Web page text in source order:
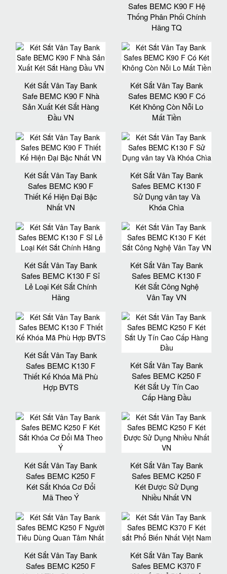
Safes BEMC K90 F Hệ
Thống Phân Phối Chính
Hãng TQ
Két Sắt Vân Tay Bank
Safe BEMC K90 F Nhà
Sản Xuất Két Sắt Hàng
Đầu VN
Két Sắt Vân Tay Bank
Safes BEMC K90 F Có
Két Không Còn Nỗi Lo
Mất Tiền
Két Sắt Vân Tay Bank
Safes BEMC K90 F
Thiết Kế Hiện Đại Bậc
Nhất VN
Két Sắt Vân Tay Bank
Safes BEMC K130 F
Sử Dụng vân tay Và
Khóa Chìa
Két Sắt Vân Tay Bank
Safes BEMC K130 F Sỉ
Lẻ Loại Két Sắt Chính
Hãng
Két Sắt Vân Tay Bank
Safes BEMC K130 F
Két Sắt Công Nghệ
Vân Tay VN
Két Sắt Vân Tay Bank
Safes BEMC K130 F
Thiết Kế Khóa Mã Phù
Hợp BVTS
Két Sắt Vân Tay Bank
Safes BEMC K250 F
Két Sắt Uy Tín Cao
Cấp Hàng Đầu
Két Sắt Vân Tay Bank
Safes BEMC K250 F
Két Sắt Khóa Cơ Đổi
Mã Theo Ý
Két Sắt Vân Tay Bank
Safes BEMC K250 F
Két Được Sử Dụng
Nhiều Nhất VN
Két Sắt Vân Tay Bank
Safes BEMC K250 F
Két Sắt Vân Tay Bank
Safes BEMC K370 F